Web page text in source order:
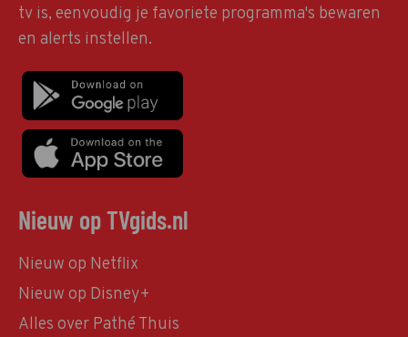
tv is, eenvoudig je favoriete programma's bewaren
en alerts instellen.
Nieuw op TVgids.nl
Nieuw op Netflix
Nieuw op Disney+
Alles over Pathé Thuis